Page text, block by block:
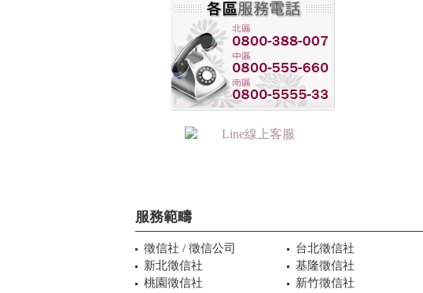
服務範疇
徵信社 / 徵信公司
台北徵信社
新北徵信社
基隆徵信社
桃園徵信社
新竹徵信社